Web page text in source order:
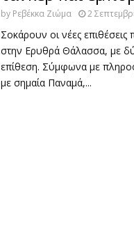
by Ρεβέκκα Ζιώμα 2
Σοκάρουν οι νέες
στην Ερυθρά Θάλασσα, με
επίθεση. Σύμφωνα με
με σημαία Παναμά,...